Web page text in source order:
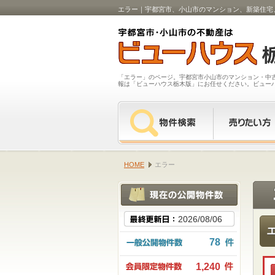
エラー｜宇都宮市、小山市のマンション、新築住
「エラー」のページ。宇都宮市小山市のマンション・
報は「ビューハウス栃木版」にお任せください。ビュー
HOME エラー
2026/08/06
78
1,240